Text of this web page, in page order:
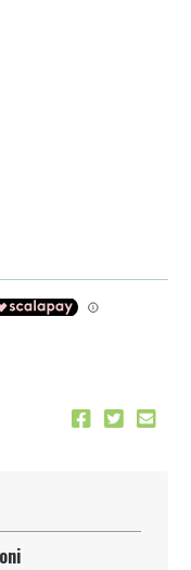
extra fino al
al 40% valido